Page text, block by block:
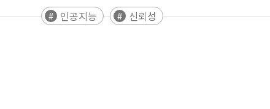
인공지능 신뢰성